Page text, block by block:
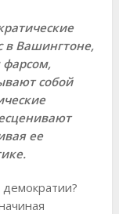
в Вашингтоне,
собой
ее